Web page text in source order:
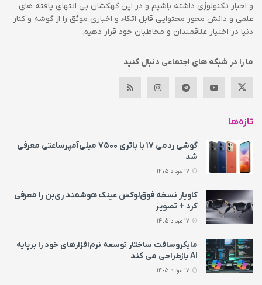
و اخبار تکنولوژی داشته باشیم و در این کهکشان بی انتهای یافته های
علمی و دانش محور محتوایی قابل اتکاء و اخباری موثق را از گوشه و کنار
دنیا در اختیار علاقمندان و مخاطبان خود قرار دهیم.
ما را در شبکه های اجتماعی دنبال کنید
تازه‌ها
گوشی ردمی ۱۷ با باتری ۷۵۰۰ میلی‌آمپرساعتی معرفی
شد
کاویار نسخه فوق‌لوکس عینک هوشمند ری‌بن را معرفی
کرد + تصویر
مایکروسافت ساختار توسعه نرم‌افزارهای خود را برپایه
AI بازطراحی می‌ کند